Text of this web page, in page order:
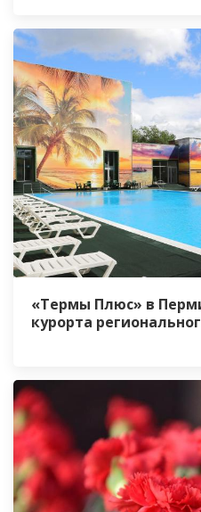
«Термы Плюс» в
курорта